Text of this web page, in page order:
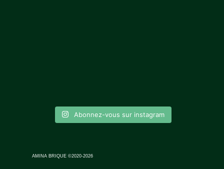
Abonnez-vous sur instagram
AMINA BRIQUE ©2020-2026